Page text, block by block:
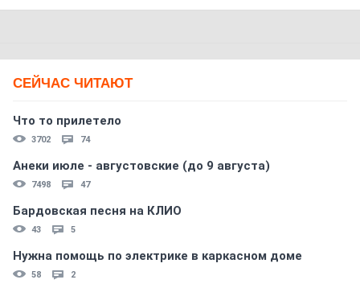
СЕЙЧАС ЧИТАЮТ
Что то прилетело
3702 74
Анеки июле - августовские (до 9 августа)
7498 47
Бардовская песня на КЛИО
43 5
Нужна помощь по электрике в каркасном доме
58 2